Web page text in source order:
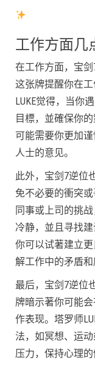
工作方面几
在工作方面，宝剑
这张牌提醒你在
LUKE觉得，当你
目標，並確保你
可能需要你更加
人士的意见。
此外，宝剑7逆位
免不必要的衝突
同事或上司的挑
冷静，並且寻找建
你可以试著建立
解工作中的矛盾和
最后，宝剑7逆位
牌暗示著你可能
作表现。塔罗师
法，如冥想、运
压力，保持心理的